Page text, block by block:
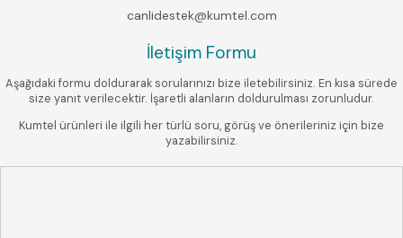
canlidestek@kumtel.com
İletişim Formu
Aşağıdaki formu doldurarak sorularınızı bize iletebilirsiniz. En kısa sürede
size yanıt verilecektir. İşaretli alanların doldurulması zorunludur.
Kumtel ürünleri ile ilgili her türlü soru, görüş ve önerileriniz için bize
yazabilirsiniz.